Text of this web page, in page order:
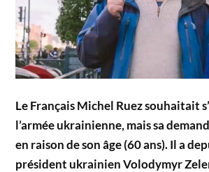
Le Français Michel Ruez souhaitait
l’armée ukrainienne, mais sa
en raison de son âge (60 ans). Il a
président ukrainien Volodymyr